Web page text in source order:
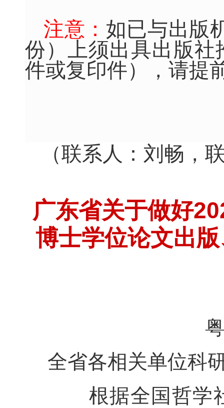
注意： 如已与出版
份）上须出具出版
件或复印件），请提
（联系人：刘畅，
广东省关于做好
博士学位论文出
粤
全省各相关单位科
根据全国哲学社